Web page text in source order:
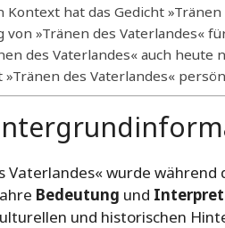
hat das Gedicht »Tränen
von »Tränen des Vaterlandes«
des Vaterlandes« auch heute
»Tränen des Vaterlandes«
Vaterlandes« wurde
Bedeutung und
und historischen